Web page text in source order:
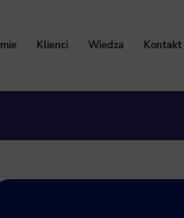
i certyfikaty
Klienci Wiedza Kontakt